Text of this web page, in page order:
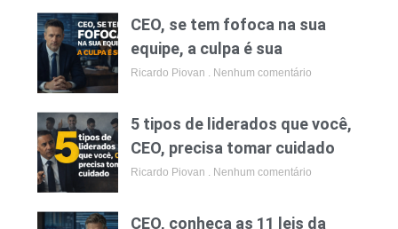
CEO, se tem fofoca na sua
equipe, a culpa é sua
Ricardo Piovan Nenhum comentário
5 tipos de liderados que você,
CEO, precisa tomar cuidado
Ricardo Piovan Nenhum comentário
CEO, conheça as 11 leis da